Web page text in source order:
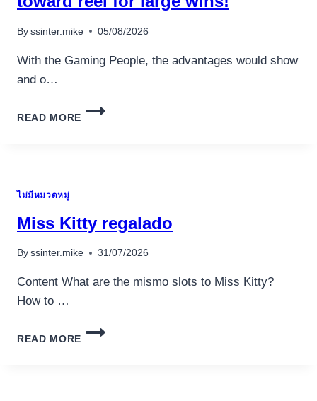
By ssinter.mike 05/08/2026
With the Gaming People, the advantages would show
and o…
READ MORE
RESULT
TRULY
YOU
YOUR
REDISTRIBUTED
ไม่มีหมวดหมู่
Miss Kitty regalado
By ssinter.mike 31/07/2026
Content What are the mismo slots to Miss Kitty?
How to …
READ MORE
MISS